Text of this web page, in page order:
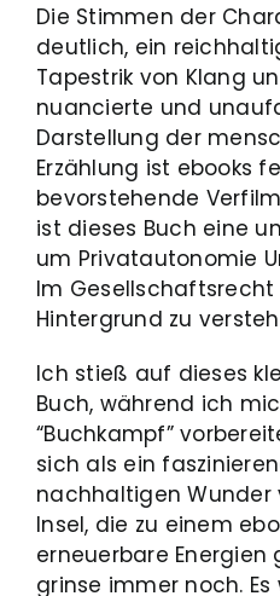
Die Stimmen der
deutlich, ein
Tapestrik von Klang
nuancierte und
Darstellung der
Erzählung ist ebooks
bevorstehende
ist dieses Buch eine
um Privatautonomie
Im
Hintergrund zu
Ich stieß auf dieses
Buch, während ich
“Buchkampf”
sich als ein
nachhaltigen Wunder
Insel, die zu einem
erneuerbare Energien
grinse immer noch.